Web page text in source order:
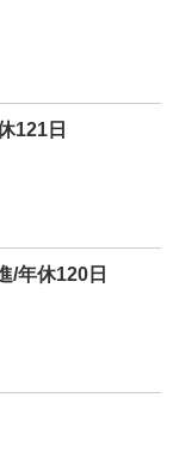
121日
/年休120日